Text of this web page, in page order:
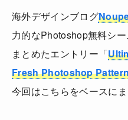
海外デザインブログ
力的なPhotoshop無料シ
まとめたエントリー「
Fresh Photoshop
今回はこちらをベースにま